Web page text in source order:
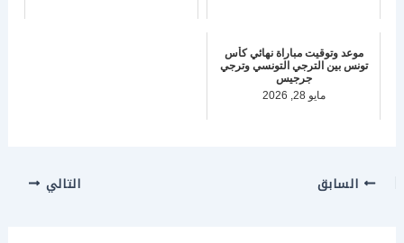
موعد وتوقيت مباراة نهائي كأس
تونس بين الترجي التونسي وترجي
جرجيس
مايو 28, 2026
السابق التالي